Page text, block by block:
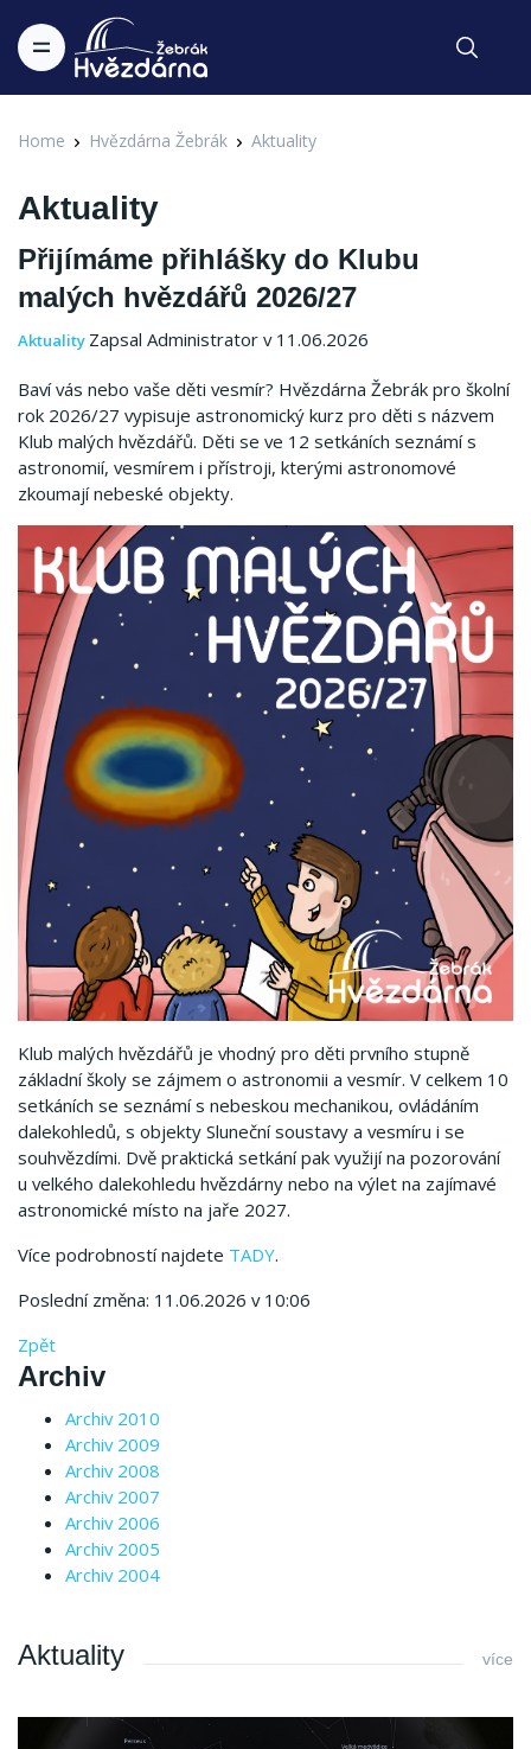
Home Hvězdárna Žebrák Aktuality
Aktuality
Přijímáme přihlášky do Klubu
malých hvězdářů 2026/27
Aktuality Zapsal Administrator v 11.06.2026
Baví vás nebo vaše děti vesmír? Hvězdárna Žebrák pro školní
rok 2026/27 vypisuje astronomický kurz pro děti s názvem
Klub malých hvězdářů. Děti se ve 12 setkáních seznámí s
astronomií, vesmírem i přístroji, kterými astronomové
zkoumají nebeské objekty.
Klub malých hvězdářů je vhodný pro děti prvního stupně
základní školy se zájmem o astronomii a vesmír. V celkem 10
setkáních se seznámí s nebeskou mechanikou, ovládáním
dalekohledů, s objekty Sluneční soustavy a vesmíru i se
souhvězdími. Dvě praktická setkání pak využijí na pozorování
u velkého dalekohledu hvězdárny nebo na výlet na zajímavé
astronomické místo na jaře 2027.
Více podrobností najdete TADY.
Poslední změna: 11.06.2026 v 10:06
Zpět
Archiv
Archiv 2010
Archiv 2009
Archiv 2008
Archiv 2007
Archiv 2006
Archiv 2005
Archiv 2004
Aktuality více